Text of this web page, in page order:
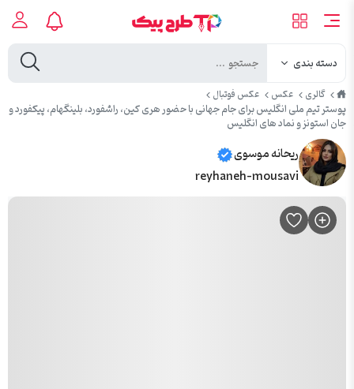
دسته بندی
طرح
پیک
گالری عکس عکس فوتبال
پوستر تیم ملی انگلیس برای جام جهانی با حضور هری کین، راشفورد، بلینگهام، پیکفورد و
جان استونز و نماد های انگلیس
ریحانه موسوی
reyhaneh-mousavi